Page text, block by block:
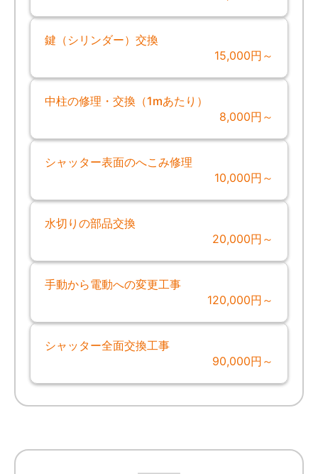
鍵（シリンダー）交換
15,000円～
中柱の修理・交換（1mあたり）
8,000円～
シャッター表面のへこみ修理
10,000円～
水切りの部品交換
20,000円～
手動から電動への変更工事
120,000円～
シャッター全面交換工事
90,000円～